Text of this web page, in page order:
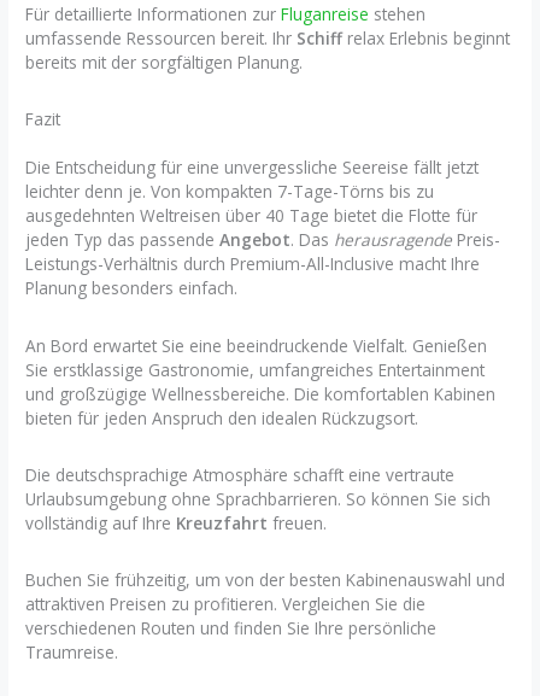
Für detaillierte Informationen zurFluganreise stehen
umfassende Ressourcen bereit. Ihr Schiffrelax Erlebnis beginnt
bereits mit der sorgfältigen Planung.
Fazit
Die Entscheidung für eine unvergessliche Seereise fällt jetzt
leichter denn je. Von kompakten 7-Tage-Törns bis zu
ausgedehnten Weltreisen über 40 Tage bietet die Flotte für
jeden Typ das passendeAngebot. Das herausragende Preis-
Leistungs-Verhältnis durch Premium-All-Inclusive macht Ihre
Planung besonders einfach.
An Bord erwartet Sie eine beeindruckende Vielfalt. Genießen
Sie erstklassige Gastronomie, umfangreiches Entertainment
und großzügige Wellnessbereiche. Die komfortablen Kabinen
bieten für jeden Anspruch den idealen Rückzugsort.
Die deutschsprachige Atmosphäre schafft eine vertraute
Urlaubsumgebung ohne Sprachbarrieren. So können Sie sich
vollständig auf Ihre Kreuzfahrt freuen.
Buchen Sie frühzeitig, um von der besten Kabinenauswahl und
attraktiven Preisen zu profitieren. Vergleichen Sie die
verschiedenen Routen und finden Sie Ihre persönliche
Traumreise.